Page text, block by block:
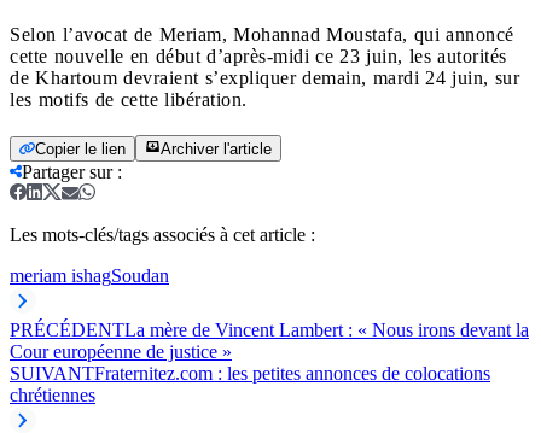
Selon l’avocat de Meriam, Mohannad Moustafa, qui annoncé
cette nouvelle en début d’après-midi ce 23 juin, les autorités
de Khartoum devraient s’expliquer demain, mardi 24 juin, sur
les motifs de cette libération.
Copier le lien Archiver l'article
Partager sur:
Les mots-clés/tags associés à cet article :
meriam ishagSoudan
PRÉCÉDENTLa mère de Vincent Lambert : « Nous irons devant la
Cour européenne de justice »
SUIVANTFraternitez.com : les petites annonces de colocations
chrétiennes